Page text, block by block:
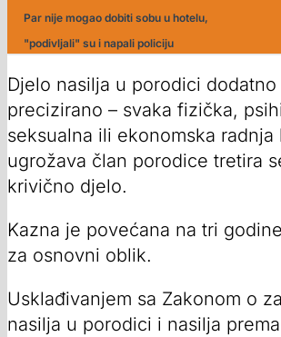
Par nije mogao dobiti sobu u hotelu,
"podivljali" su i napali policiju
Djelo nasilja u porodici dodatno
precizirano – svaka fizička,
seksualna ili ekonomska radnja
ugrožava član porodice tretira
krivično djelo.
Kazna je povećana na tri
za osnovni oblik.
Usklađivanjem sa Zakonom o
nasilja u porodici i nasilja